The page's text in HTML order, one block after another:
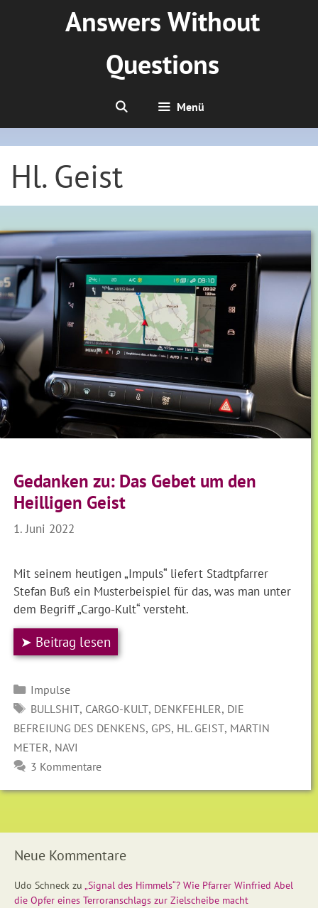
Answers Without
Questions
Menü
Hl. Geist
Gedanken zu: Das Gebet um den
Heilligen Geist
1. Juni 2022
Mit seinem heutigen „Impuls“ liefert Stadtpfarrer
Stefan Buß ein Musterbeispiel für das, was man unter
dem Begriff „Cargo-Kult“ versteht.
➤ Beitrag lesen
Kategorien
Impulse
SCHLAGWÖRTER
BULLSHIT, CARGO-KULT, DENKFEHLER, DIE
BEFREIUNG DES DENKENS, GPS, HL. GEIST, MARTIN
METER, NAVI
3 Kommentare
Neue Kommentare
Udo Schneck zu „Signal des Himmels“? Wie Pfarrer Winfried Abel
die Opfer eines Terroranschlags zur Zielscheibe macht